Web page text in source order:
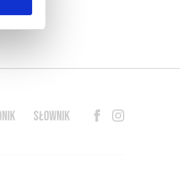
SŁOWNIK